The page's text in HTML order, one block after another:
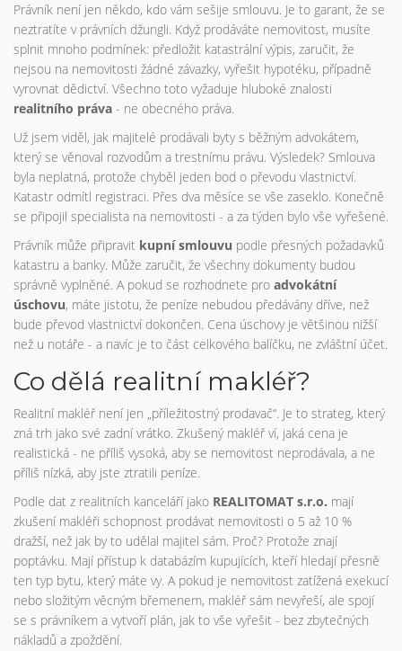
Právník není jen někdo, kdo vám sešije smlouvu. Je to garant, že se
neztratíte v právních džungli. Když prodáváte nemovitost, musíte
splnit mnoho podmínek: předložit katastrální výpis, zaručit, že
nejsou na nemovitosti žádné závazky, vyřešit hypotéku, případně
vyrovnat dědictví. Všechno toto vyžaduje hluboké znalosti
realitního práva - ne obecného práva.
Už jsem viděl, jak majitelé prodávali byty s běžným advokátem,
který se věnoval rozvodům a trestnímu právu. Výsledek? Smlouva
byla neplatná, protože chyběl jeden bod o převodu vlastnictví.
Katastr odmítl registraci. Přes dva měsíce se vše zaseklo. Konečně
se připojil specialista na nemovitosti - a za týden bylo vše vyřešené.
Právník může připravit kupní smlouvu podle přesných požadavků
katastru a banky. Může zaručit, že všechny dokumenty budou
správně vyplněné. A pokud se rozhodnete pro advokátní
úschovu, máte jistotu, že peníze nebudou předávány dříve, než
bude převod vlastnictví dokončen. Cena úschovy je většinou nižší
než u notáře - a navíc je to část celkového balíčku, ne zvláštní účet.
Co dělá realitní makléř?
Realitní makléř není jen „příležitostný prodavač“. Je to strateg, který
zná trh jako své zadní vrátko. Zkušený makléř ví, jaká cena je
realistická - ne příliš vysoká, aby se nemovitost neprodávala, a ne
příliš nízká, aby jste ztratili peníze.
Podle dat z realitních kanceláří jako REALITOMAT s.r.o. mají
zkušení makléři schopnost prodávat nemovitosti o 5 až 10 %
dražší, než jak by to udělal majitel sám. Proč? Protože znají
poptávku. Mají přístup k databázím kupujících, kteří hledají přesně
ten typ bytu, který máte vy. A pokud je nemovitost zatížená exekucí
nebo složitým věcným břemenem, makléř sám nevyřeší, ale spojí
se s právníkem a vytvoří plán, jak to vše vyřešit - bez zbytečných
nákladů a zpoždění.